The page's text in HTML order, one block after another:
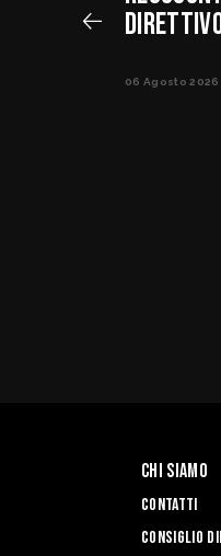
06 Agosto 2026
Chi siamo
Contatti
Consiglio